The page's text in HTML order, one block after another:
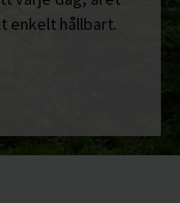
enkelt hållbart.